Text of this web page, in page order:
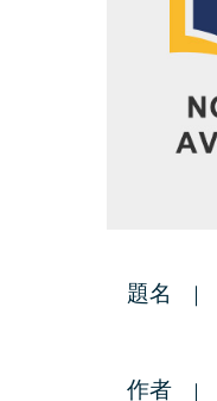
題名
作者